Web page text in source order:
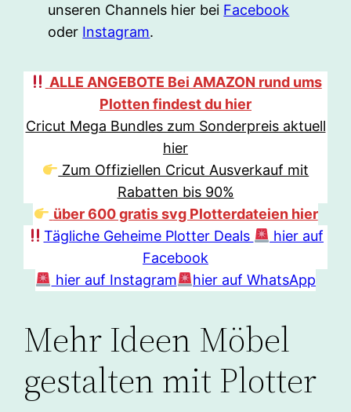
unseren Channels hier bei Facebook
oder Instagram.
ALLE ANGEBOTE Bei AMAZON rund ums
Plotten findest du hier
Cricut Mega Bundles zum Sonderpreis aktuell
hier
Zum Offiziellen Cricut Ausverkauf mit
Rabatten bis 90%
über 600 gratis svg Plotterdateien hier
Tägliche Geheime Plotter Deals
hier auf
Facebook
hier auf Instagram
hier auf WhatsApp
Mehr Ideen Möbel
gestalten mit Plotter